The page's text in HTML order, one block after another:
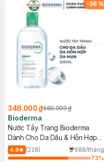
-38 %
348.000 ₫560.000 ₫
Bioderma
Nước Tẩy Trang Bioderma
Dành Cho Da Dầu & Hỗn Hợp
500ml
4.9 (228)
688/tháng
73%